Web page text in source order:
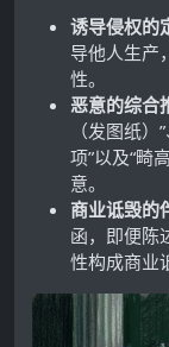
诱导侵权的
导他人生产
性。
恶意的综合
（发图纸
项”以及“畸
意。
商业诋毁的
函，即便陈
性构成商业